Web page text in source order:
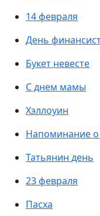
14 февраля
День
Букет невесте
С днем мамы
Хэллоуин
Напоминание
Татьянин день
23 февраля
Пасха